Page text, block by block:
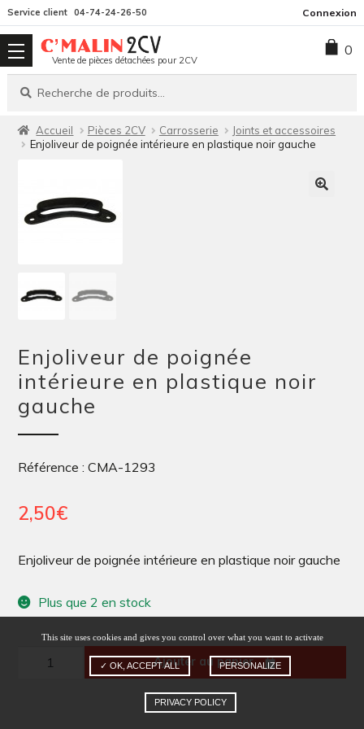
la
navigation
contenu
Service client 04-74-24-26-50 Connexion
Vente de pièces détachées pour 2CV
Recherche
Recherche
0
Accueil Pièces 2CV Carrosserie
Joints et accessoires
Enjoliveur de poignée intérieure en plastique noir gauche
Enjoliveur de poignée
intérieure en plastique noir
gauche
Référence : CMA-1293
2,50€
Enjoliveur de poignée intérieure en plastique noir gauche
Plus que 2 en stock
quantité
Ajouter au panier
This site uses cookies and gives you control over what you want to activate
✓ OK, ACCEPT ALL PERSONALIZE
PRIVACY POLICY